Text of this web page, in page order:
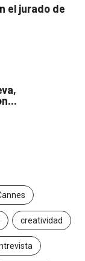
el jurado de
creatividad